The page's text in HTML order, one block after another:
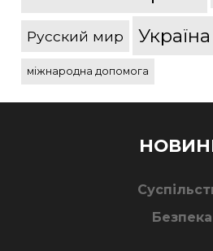
Русский мир
міжнародна допомога
Безпека